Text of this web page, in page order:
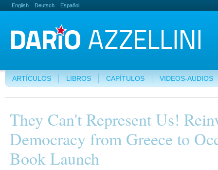
English Deutsch Español
ARTÍCULOS LIBROS CAPÍTULOS VIDEOS-AUDIOS
They Can't Represent Us!
Democracy from Greece to
Book Launch